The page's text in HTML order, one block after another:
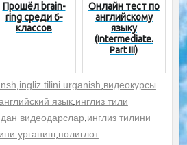
Прошёл brain-
ring среди 6-
классов
Онлайн тест по
английскому
языку
(Intermediate.
Part III)
ingliz tilini urganish видеокурсы
язык, инглиз тили
видеодарслар инглиз тилини
урганиш, полиглот